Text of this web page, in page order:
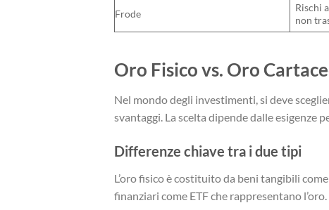
Frode
Rischi
non
Oro Fisico vs. Oro
Nel mondo degli investimenti, si deve
svantaggi. La scelta dipende dalle esigenze
Differenze chiave tra i due tipi
L’oro fisico è costituito da beni tangibili
finanziari come ETF che rappresentano